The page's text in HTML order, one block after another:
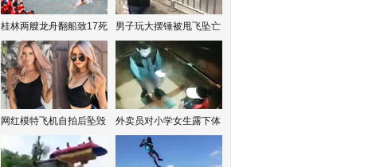
桂林两艘龙舟翻船致17死 男子玩大摆锤被甩飞坠亡
网红模特飞机自拍后坠毁 外卖员对小学女生露下体